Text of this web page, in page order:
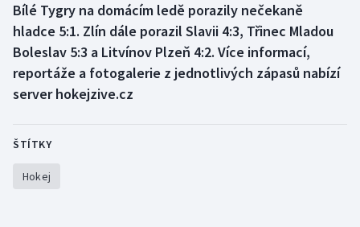
Futsal
Golf
Gymnastika
Házená
Jezdectví
Bílé Tygry na domácím ledě porazily nečekaně
hladce 5:1. Zlín dále porazil Slavii 4:3, Třinec Mladou
Boleslav 5:3 a Litvínov Plzeň 4:2. Více informací,
reportáže a fotogalerie z jednotlivých zápasů nabízí
server hokejzive.cz
ŠTÍTKY
Hokej